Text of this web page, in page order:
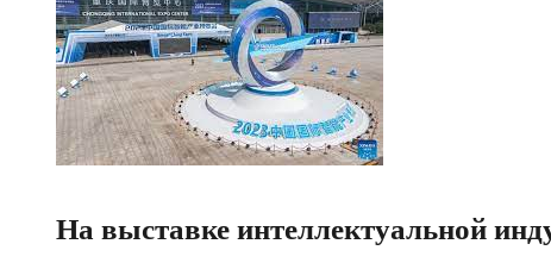
На выставке интеллектуальной